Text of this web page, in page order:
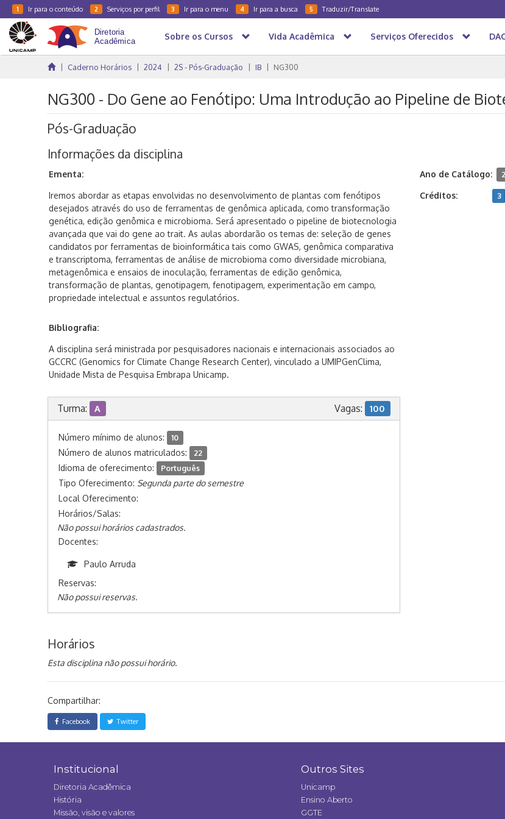
1 Ir para o conteúdo 2 Serviços por perfil 3 Ir para o menu 4 Ir para a busca 5 Traduzir/Translate
Sobre os Cursos Vida Acadêmica Serviços Oferecidos
Caderno Horários 2024 2S - Pós-Graduação IB NG300
NG300 - Do Gene ao Fenótipo: Uma Introdução ao Pipeline de
Pós-Graduação
Informações da disciplina
Ementa:
Iremos abordar as etapas envolvidas no desenvolvimento de plantas com fenótipos
desejados através do uso de ferramentas de genômica aplicada, como transformação
genética, edição genômica e microbioma. Será apresentado o pipeline de biotecnologia
avançada que vai do gene ao trait. As aulas abordarão os temas de: seleção de genes
candidatos por ferramentas de bioinformática tais como GWAS, genômica comparativa
e transcriptoma, ferramentas de análise de microbioma como diversidade microbiana,
metagenômica e ensaios de inoculação, ferramentas de edição genômica,
transformação de plantas, genotipagem, fenotipagem, experimentação em campo,
propriedade intelectual e assuntos regulatórios.
Bibliografia:
A disciplina será ministrada por pesquisadores nacionais e internacionais associados ao
GCCRC (Genomics for Climate Change Research Center), vinculado a UMIPGenClima,
Unidade Mista de Pesquisa Embrapa Unicamp.
Ano de Catálogo:
Créditos: 3
Turma: A Vagas: 100
Número mínimo de alunos: 10
Número de alunos matriculados: 22
Idioma de oferecimento: Português
Tipo Oferecimento: Segunda parte do semestre
Local Oferecimento:
Horários/Salas:
Não possui horários cadastrados.
Docentes:
Paulo Arruda
Reservas:
Não possui reservas.
Horários
Esta disciplina não possui horário.
Compartilhar:
Facebook Twitter
Institucional
Diretoria Acadêmica
História
Missão, visão e valores
Outros Sites
Unicamp
Ensino Aberto
GGTE